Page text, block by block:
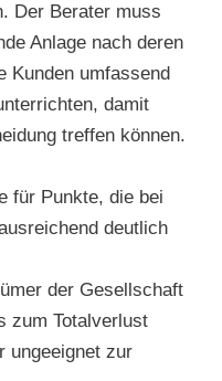
Der Berater muss
Anlage nach deren
Kunden umfassend
damit
treffen können.
für Punkte, die bei
deutlich
der Gesellschaft
zum Totalverlust
ungeeignet zur